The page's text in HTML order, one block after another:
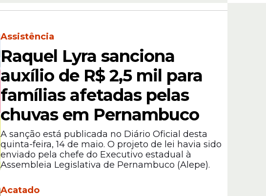
Assistência
Raquel Lyra sanciona
auxílio de R$ 2,5 mil para
famílias afetadas pelas
chuvas em Pernambuco
A sanção está publicada no Diário Oficial desta
quinta-feira, 14 de maio. O projeto de lei havia sido
enviado pela chefe do Executivo estadual à
Assembleia Legislativa de Pernambuco (Alepe).
Acatado